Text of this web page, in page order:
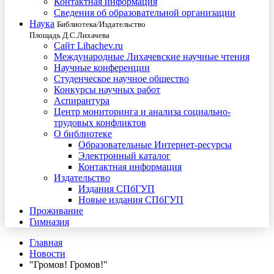
Сведения об образовательной организации
Наука Библиотека/Издательство
Площадь Д.С.Лихачева
Сайт Lihachev.ru
Международные Лихачевские научные чтения
Научные конференции
Студенческое научное общество
Конкурсы научных работ
Аспирантура
Центр мониторинга и анализа социально-
трудовых конфликтов
О библиотеке
Образовательные Интернет-ресурсы
Электронный каталог
Контактная информация
Издательство
Издания СПбГУП
Новые издания СПбГУП
Проживание
Гимназия
Главная
Новости
"Громов! Громов!"